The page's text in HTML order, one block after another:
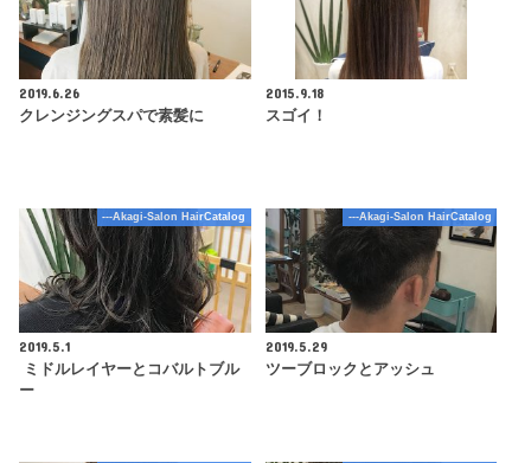
2019.6.26
クレンジングスパで素髪に
2015.9.18
スゴイ！
---Akagi-Salon HairCatalog
2019.5.1
ミドルレイヤーとコバルトブル
ー
---Akagi-Salon HairCatalog
2019.5.29
ツーブロックとアッシュ